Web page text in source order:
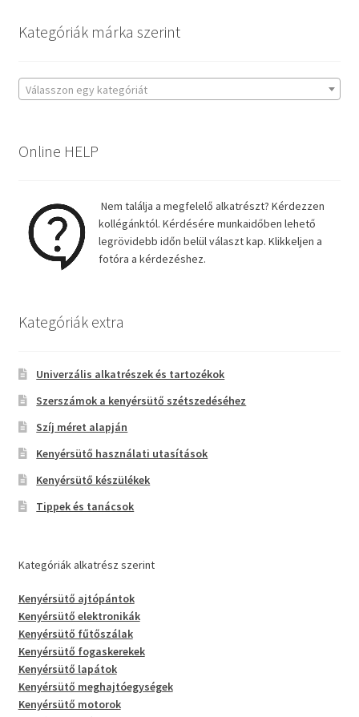
Kategóriák márka szerint
Válasszon egy kategóriát
Online HELP
Nem találja a megfelelő alkatrészt? Kérdezzen
kollégánktól. Kérdésére munkaidőben lehető
legrövidebb időn belül választ kap. Klikkeljen a
fotóra a kérdezéshez.
Kategóriák extra
Univerzális alkatrészek és tartozékok
Szerszámok a kenyérsütő szétszedéséhez
Szíj méret alapján
Kenyérsütő használati utasítások
Kenyérsütő készülékek
Tippek és tanácsok
Kategóriák alkatrész szerint
Kenyérsütő ajtópántok
Kenyérsütő elektronikák
Kenyérsütő fűtőszálak
Kenyérsütő fogaskerekek
Kenyérsütő lapátok
Kenyérsütő meghajtóegységek
Kenyérsütő motorok